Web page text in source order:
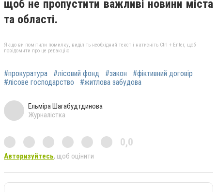
щоб не пропустити важливі новини міста
та області.
Якщо ви помітили помилку, виділіть необхідний текст і натисніть Ctrl + Enter, щоб
повідомити про це редакцію
#прокуратура #лісовий фонд #закон
#фіктивний договір
#лісове господарство
#житлова забудова
Ельміра Шагабудтдинова
Журналістка
0,0
Авторизуйтесь, щоб оцінити